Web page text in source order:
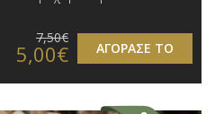
ΑΓΟΡΑΣΕ ΤΟ
7,50€
5,00€